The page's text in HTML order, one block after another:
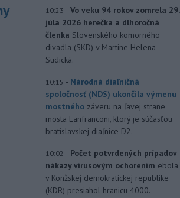
10:23 - Vo veku 94 rokov zomrela 29.
júla 2026 herečka a dlhoročná
členka Slovenského komorného
divadla (SKD) v Martine Helena
Sudická.
10:15 - Národná diaľničná
spoločnosť (NDS) ukončila výmenu
mostného záveru na ľavej strane
mosta Lanfranconi, ktorý je súčasťou
bratislavskej diaľnice D2.
10:02 - Počet potvrdených prípadov
nákazy vírusovým ochorením ebola
v Konžskej demokratickej republike
(KDR) presiahol hranicu 4000.